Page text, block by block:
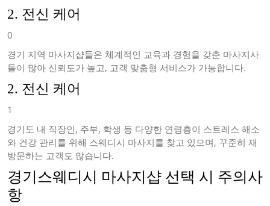
2. 전신 케어
0
경기 지역 마사지샵들은 체계적인 교육과 경험을 갖춘 마사지사
들이 많아 신뢰도가 높고, 고객 맞춤형 서비스가 가능합니다.
2. 전신 케어
1
경기도 내 직장인, 주부, 학생 등 다양한 연령층이 스트레스 해소
와 건강 관리를 위해 스웨디시 마사지를 찾고 있으며, 꾸준히 재
방문하는 고객도 많습니다.
경기스웨디시 마사지샵 선택 시 주의사
항